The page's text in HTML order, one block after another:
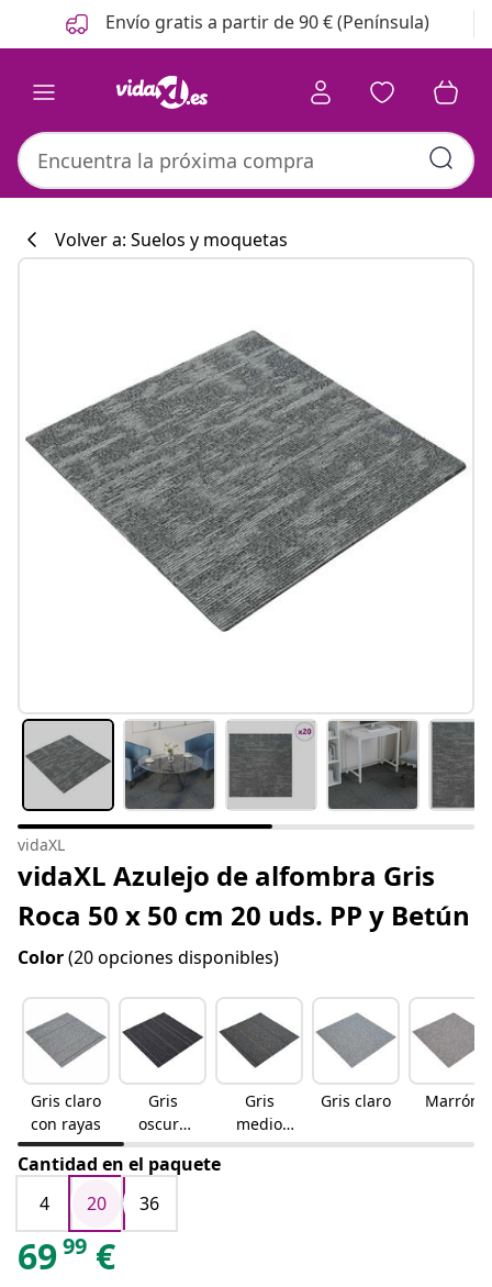
Anterior
Siguiente Envío gratis a partir de 90 € (Península)
#sharemevidaxl
Volver a: Suelos y moquetas
vidaXL
vidaXL Azulejo de alfombra Gris
Roca 50 x 50 cm 20 uds. PP y Betún
Color(20 opciones disponibles)
Gris claro
con rayas
Gris
oscuro
con rayas
Gris
medio
con rayas
Gris claro Marrón
Cantidad en el paquete
4
20 36
6999 €